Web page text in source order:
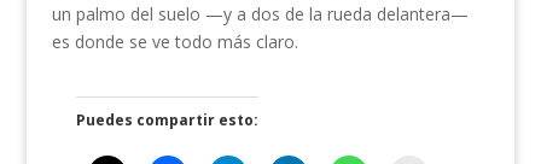
un palmo del suelo —y a dos de la rueda delantera—
es donde se ve todo más claro.
Puedes compartir esto: